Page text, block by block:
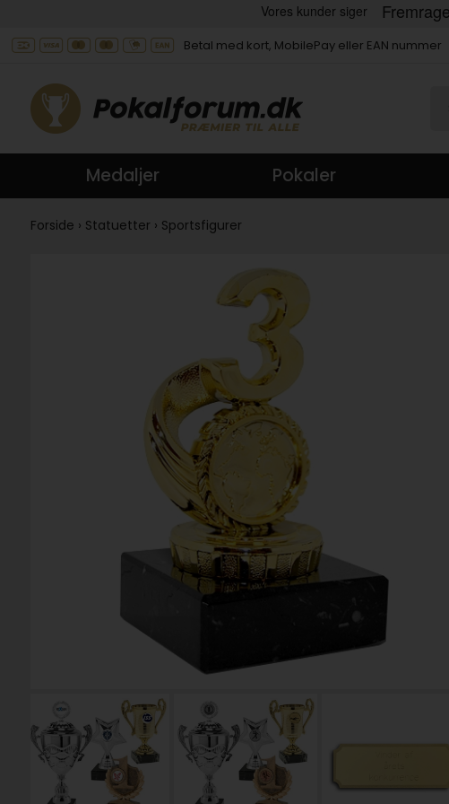
Betal med kort, MobilePay eller EAN nummer
Medaljer Pokaler
Forside › Statuetter › Sportsfigurer